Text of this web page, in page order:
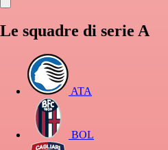
Le squadre di serie A
ATA
BOL